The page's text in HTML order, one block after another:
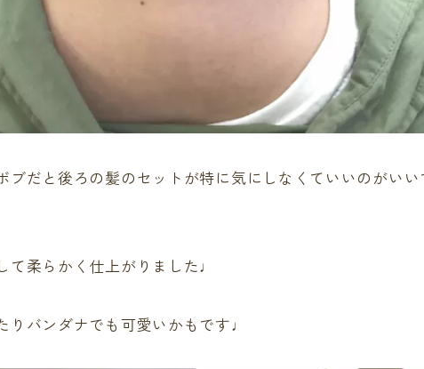
ブだと後ろの髪のセットが特に気にしなくていいのがい
て柔らかく仕上がりました♩
りバンダナでも可愛いかもです♩